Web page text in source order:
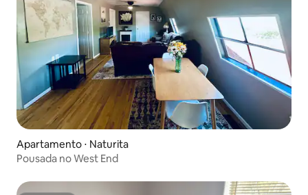
Apartamento ⋅ Naturita
Pousada no West End